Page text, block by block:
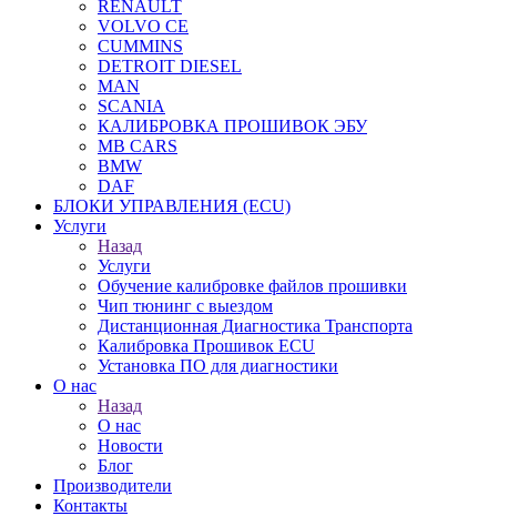
RENAULT
VOLVO CE
CUMMINS
DETROIT DIESEL
MAN
SCANIA
КАЛИБРОВКА ПРОШИВОК ЭБУ
MB CARS
BMW
DAF
БЛОКИ УПРАВЛЕНИЯ (ECU)
Услуги
Назад
Услуги
Обучение калибровке файлов прошивки
Чип тюнинг с выездом
Дистанционная Диагностика Транспорта
Калибровка Прошивок ECU
Установка ПО для диагностики
О нас
Назад
О нас
Новости
Блог
Производители
Контакты